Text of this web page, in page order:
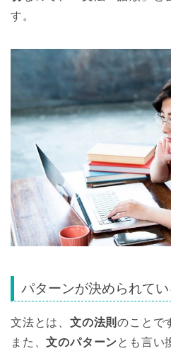
す。
パターンが決められてい
文法とは、 文の法則のことで
また、文のパターンとも言い